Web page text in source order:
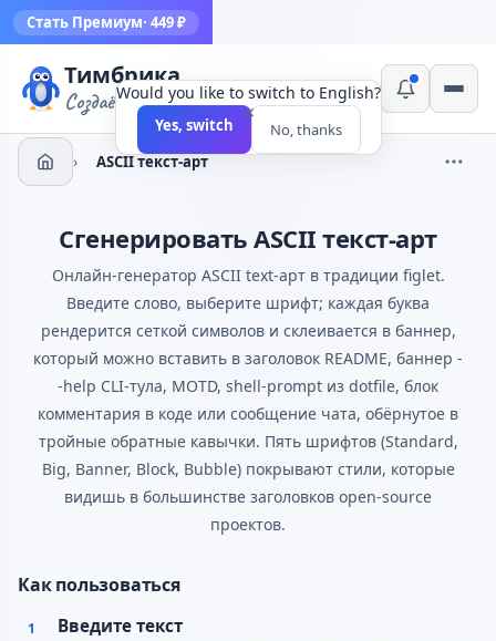
Стать Премиум· 449 ₽
Тимбрика
Создаём инструменты
› ASCII текст-арт
Сгенерировать ASCII текст-арт
Онлайн-генератор ASCII text-арт в традиции figlet.
Введите слово, выберите шрифт; каждая буква
рендерится сеткой символов и склеивается в баннер,
который можно вставить в заголовок README, баннер -
-help CLI-тула, MOTD, shell-prompt из dotfile, блок
комментария в коде или сообщение чата, обёрнутое в
тройные обратные кавычки. Пять шрифтов (Standard,
Big, Banner, Block, Bubble) покрывают стили, которые
видишь в большинстве заголовков open-source
проектов.
Как пользоваться
1 Введите текст
×
Would you like to switch to English?
Yes, switch No, thanks